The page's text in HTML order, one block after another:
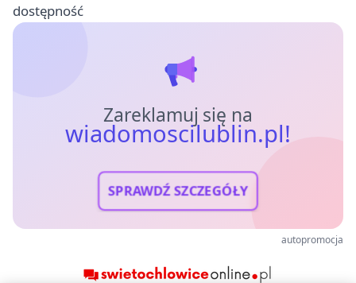
dostępność
Zareklamuj się na
wiadomoscilublin.pl!
SPRAWDŹ SZCZEGÓŁY
autopromocja